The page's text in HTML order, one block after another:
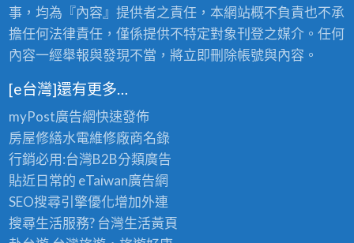
事，均為『內容』提供者之責任，本網站概不負責也不承
擔任何法律責任，僅係提供不特定對象刊登之媒介。任何
內容一經舉報與發現不當，將立即刪除帳號與內容。
[e台灣]還有更多…
myPost廣告網快速發佈
房屋修繕水電維修廠商名錄
行銷必用:台灣B2B分類廣告
貼近日常的 eTaiwan廣告網
SEO搜尋引擎優化增加外連
搜尋生活服務? 台灣生活黃頁